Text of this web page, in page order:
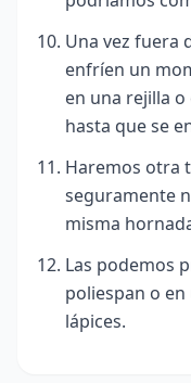
Una vez fuera
enfríen un
en una rejilla
hasta que se
Haremos otra
seguramente
misma
Las podemos
poliespan o
lápices.